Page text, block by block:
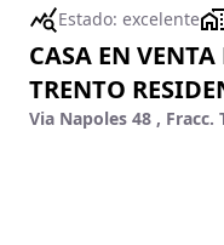
Estado: excelente
CASA EN VENTA
TRENTO